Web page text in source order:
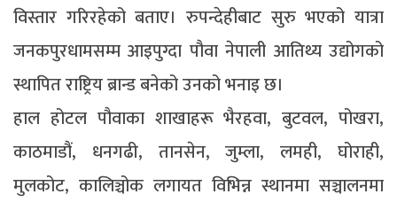
विस्तार गरिरहेको बताए। रुपन्देहीबाट सुरु भएको यात्रा
जनकपुरधामसम्म आइपुग्दा पौवा नेपाली आतिथ्य उद्योगको
स्थापित राष्ट्रिय ब्रान्ड बनेको उनको भनाइ छ।
हाल होटल पौवाका शाखाहरू भैरहवा, बुटवल, पोखरा,
काठमाडौं, धनगढी, तानसेन, जुम्ला, लमही, घोराही,
मुलकोट, कालिञ्चोक लगायत विभिन्न स्थानमा सञ्चालनमा